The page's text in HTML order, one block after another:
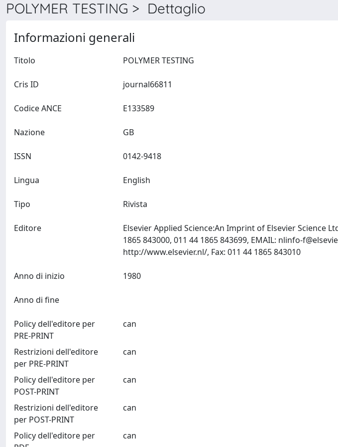
POLYMER TESTING > Dettaglio
Informazioni generali
Titolo
Cris ID
Codice ANCE
Nazione
ISSN
Lingua
Tipo Rivista
Editore
Elsevier Applied Science:An Imprint of Elsevier Science
1865 843000, 011 44 1865 843699, EMAIL: nlinfo-
Anno di inizio
Anno di fine
Policy dell'editore per
PRE-PRINT
Restrizioni dell'editore
per PRE-PRINT
Policy dell'editore per
POST-PRINT
Restrizioni dell'editore
per POST-PRINT
Policy dell'editore per